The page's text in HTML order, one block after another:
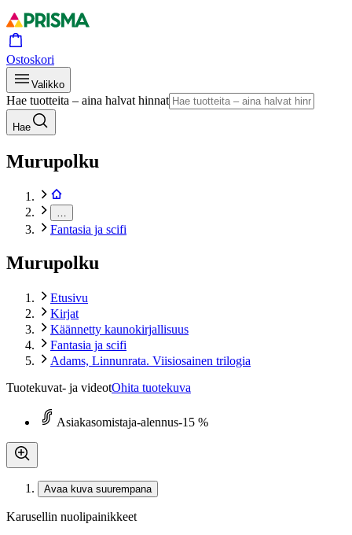
Ostoskori
Valikko
Hae tuotteita – aina halvat hinnat
Hae
Murupolku
Fantasia ja scifi
Murupolku
Etusivu
Kirjat
Käännetty kaunokirjallisuus
Fantasia ja scifi
Adams, Linnunrata. Viisiosainen trilogia
Tuotekuvat- ja videotOhita tuotekuva
Asiakasomistaja-alennus-15 %
Avaa kuva suurempana
Karusellin nuolipainikkeet